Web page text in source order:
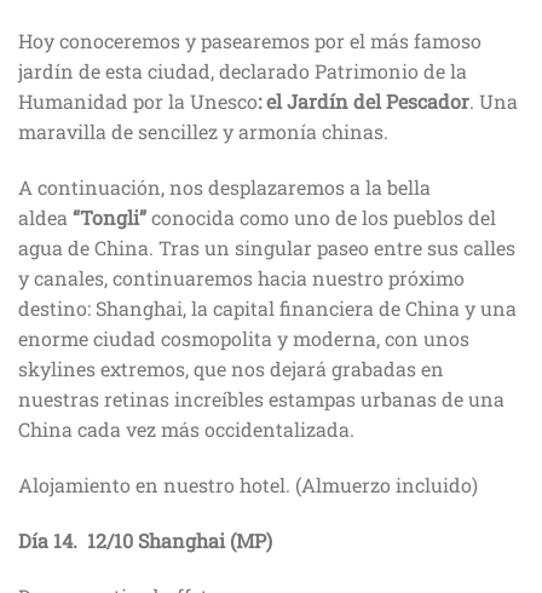
Hoy conoceremos y pasearemos por el más famoso
jardín de esta ciudad, declarado Patrimonio de la
Humanidad por la Unesco: el Jardín del Pescador. Una
maravilla de sencillez y armonía chinas.
A continuación, nos desplazaremos a la bella
aldea “Tongli”conocida como uno de los pueblos del
agua de China. Tras un singular paseo entre sus calles
y canales, continuaremos hacia nuestro próximo
destino: Shanghai, la capital financiera de China y una
enorme ciudad cosmopolita y moderna, con unos
skylines extremos, que nos dejará grabadas en
nuestras retinas increíbles estampas urbanas de una
China cada vez más occidentalizada.
Alojamiento en nuestro hotel. (Almuerzo incluido)
Día 14. 12/10 Shanghai (MP)